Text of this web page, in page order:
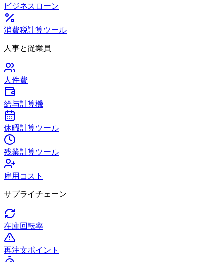
ビジネスローン
消費税計算ツール
人事と従業員
人件費
給与計算機
休暇計算ツール
残業計算ツール
雇用コスト
サプライチェーン
在庫回転率
再注文ポイント